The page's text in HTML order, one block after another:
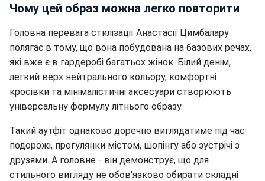
Чому цей образ можна легко повторити
Головна перевага стилізації Анастасії Цимбалару
полягає в тому, що вона побудована на базових речах,
які вже є в гардеробі багатьох жінок. Білий денім,
легкий верх нейтрального кольору, комфортні
кросівки та мінімалістичні аксесуари створюють
універсальну формулу літнього образу.
Такий аутфіт однаково доречно виглядатиме під час
подорожі, прогулянки містом, шопінгу або зустрічі з
друзями. А головне - він демонструє, що для
стильного вигляду не обов'язково обирати складні